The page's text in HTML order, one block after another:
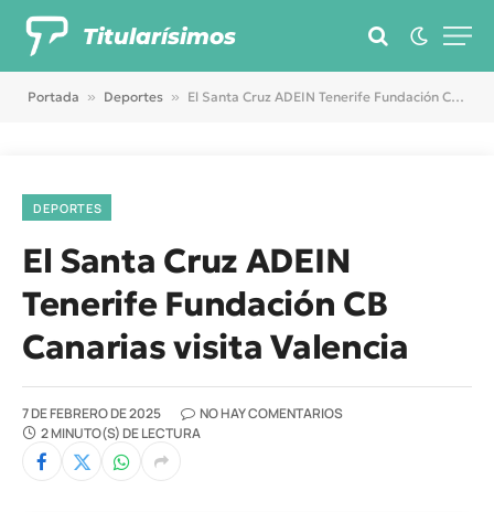
Titularísimos
Portada » Deportes » El Santa Cruz ADEIN Tenerife Fundación CB Canarias visita Valencia
DEPORTES
El Santa Cruz ADEIN
Tenerife Fundación CB
Canarias visita Valencia
7 DE FEBRERO DE 2025
NO HAY COMENTARIOS
2 MINUTO(S) DE LECTURA